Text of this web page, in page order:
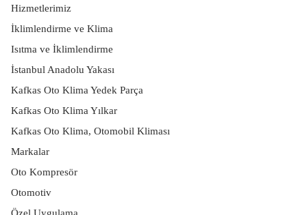
Hizmetlerimiz
İklimlendirme ve Klima
Isıtma ve İklimlendirme
İstanbul Anadolu Yakası
Kafkas Oto Klima Yedek Parça
Kafkas Oto Klima Yılkar
Kafkas Oto Klima, Otomobil Kliması
Markalar
Oto Kompresör
Otomotiv